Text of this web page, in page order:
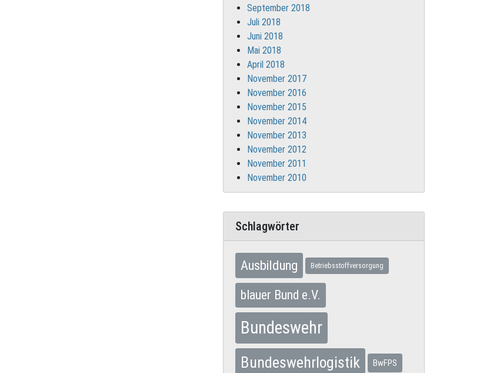
September 2018
Juli 2018
Juni 2018
Mai 2018
April 2018
November 2017
November 2016
November 2015
November 2014
November 2013
November 2012
November 2011
November 2010
Schlagwörter
Ausbildung Betriebsstoffversorgung
blauer Bund e.V.
Bundeswehr
Bundeswehrlogistik BwFPS